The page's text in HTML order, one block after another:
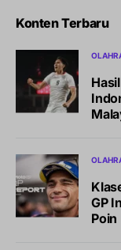
Konten Terbaru
GP
Poin